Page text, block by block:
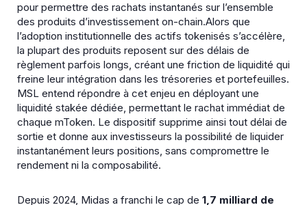
pour permettre des rachats instantanés sur l’ensemble
des produits d’investissement on-chain.Alors que
l’adoption institutionnelle des actifs tokenisés s’accélère,
la plupart des produits reposent sur des délais de
règlement parfois longs, créant une friction de liquidité qui
freine leur intégration dans les trésoreries et portefeuilles.
MSL entend répondre à cet enjeu en déployant une
liquidité stakée dédiée, permettant le rachat immédiat de
chaque mToken. Le dispositif supprime ainsi tout délai de
sortie et donne aux investisseurs la possibilité de liquider
instantanément leurs positions, sans compromettre le
rendement ni la composabilité.
Depuis 2024, Midas a franchi le cap de 1,7 milliard de